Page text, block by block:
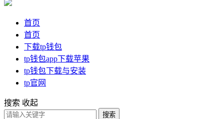
首页
首页
下载tp钱包
tp钱包app下载苹果
tp钱包下载与安装
tp官网
搜索 收起
搜索